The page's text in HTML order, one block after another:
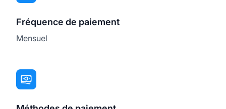
Fréquence de paiement
Mensuel